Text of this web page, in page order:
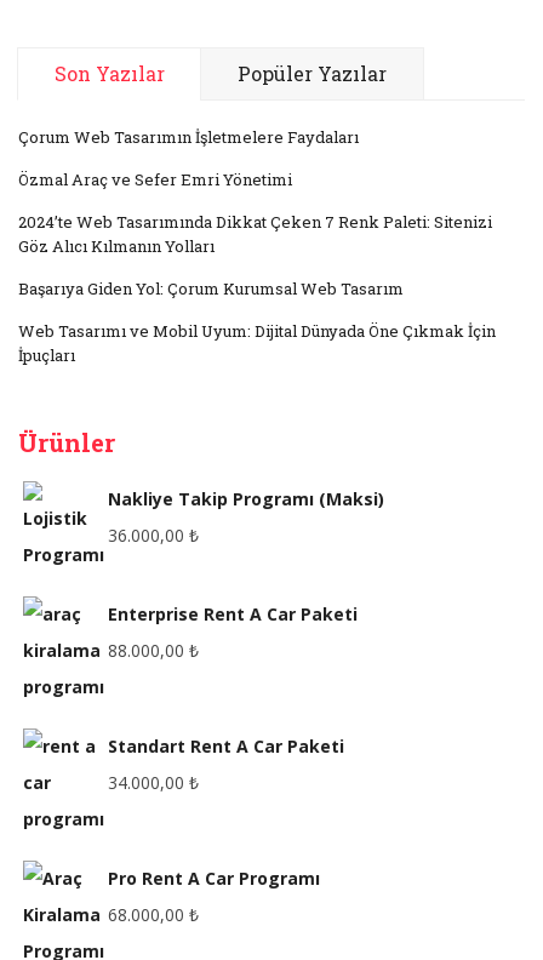
Son Yazılar Popüler Yazılar
Çorum Web Tasarımın İşletmelere Faydaları
Özmal Araç ve Sefer Emri Yönetimi
2024’te Web Tasarımında Dikkat Çeken 7 Renk Paleti: Sitenizi
Göz Alıcı Kılmanın Yolları
Başarıya Giden Yol: Çorum Kurumsal Web Tasarım
Web Tasarımı ve Mobil Uyum: Dijital Dünyada Öne Çıkmak İçin
İpuçları
Ürünler
Nakliye Takip Programı (Maksi)
36.000,00 ₺
Enterprise Rent A Car Paketi
88.000,00 ₺
Standart Rent A Car Paketi
34.000,00 ₺
Pro Rent A Car Programı
68.000,00 ₺